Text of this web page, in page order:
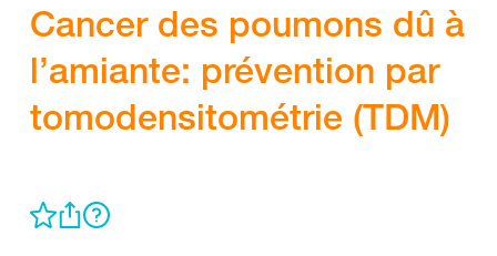
Cancer des poumons dû à
l’amiante: prévention par
tomodensitométrie (TDM)